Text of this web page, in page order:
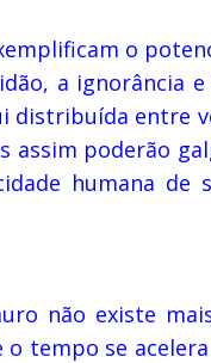
o
a ignorância
distribuída entre
assim poderão
humana de
não existe
tempo se